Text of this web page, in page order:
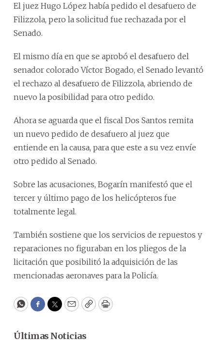
El juez Hugo López había pedido el desafuero de
Filizzola, pero la solicitud fue rechazada por el
Senado.
El mismo día en que se aprobó el desafuero del
senador colorado Víctor Bogado, el Senado levantó
el rechazo al desafuero de Filizzola, abriendo de
nuevo la posibilidad para otro pedido.
Ahora se aguarda que el fiscal Dos Santos remita
un nuevo pedido de desafuero al juez que
entiende en la causa, para que este a su vez envíe
otro pedido al Senado.
Sobre las acusaciones, Bogarín manifestó que el
tercer y último pago de los helicópteros fue
totalmente legal.
También sostiene que los servicios de repuestos y
reparaciones no figuraban en los pliegos de la
licitación que posibilitó la adquisición de las
mencionadas aeronaves para la Policía.
WhatsApp
Facebook
Twitter
EmailCopyPrint
Últimas Noticias